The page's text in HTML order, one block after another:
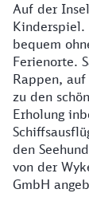
Auf der
Kinderspiel.
bequem
Ferienorte.
Rappen,
zu den
Erholung
den
von der
GmbH